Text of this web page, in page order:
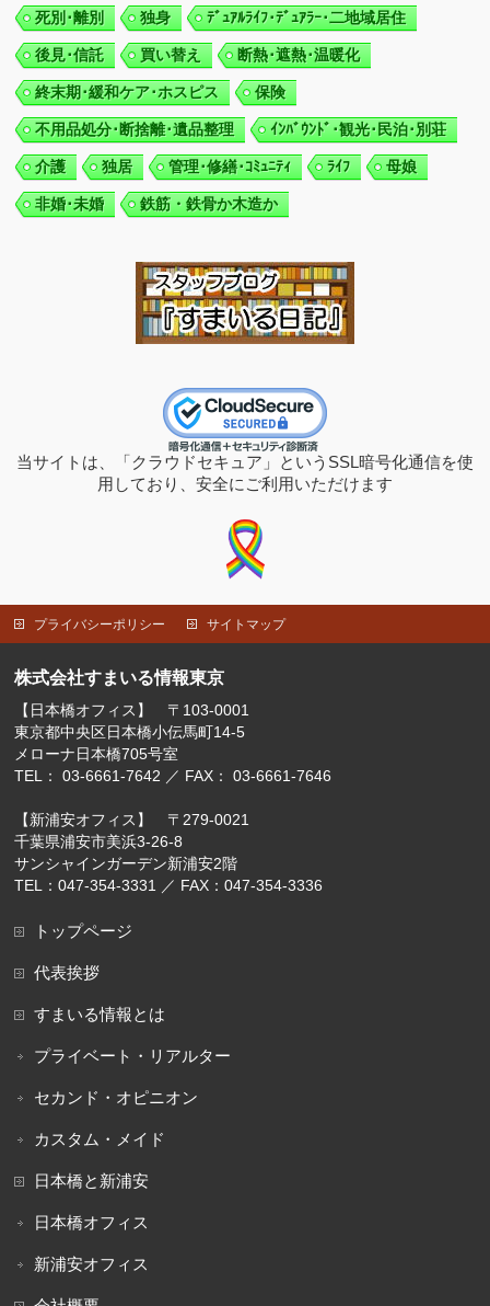
死別･離別 独身 ﾃﾞｭｱﾙﾗｲﾌ･ﾃﾞｭｱﾗｰ･二地域居住
後見･信託 買い替え 断熱･遮熱･温暖化
終末期･緩和ケア･ホスピス 保険
不用品処分･断捨離･遺品整理 ｲﾝﾊﾞｳﾝﾄﾞ･観光･民泊･別荘
介護 独居 管理･修繕･ｺﾐｭﾆﾃｨ ﾗｲﾌ 母娘
非婚･未婚 鉄筋・鉄骨か木造か
当サイトは、「クラウドセキュア」というSSL暗号化通信を使
用しており、安全にご利用いただけます
プライバシーポリシー サイトマップ
株式会社すまいる情報東京
【日本橋オフィス】 〒103-0001
東京都中央区日本橋小伝馬町14-5
メローナ日本橋705号室
TEL： 03-6661-7642 ／ FAX： 03-6661-7646
【新浦安オフィス】 〒279-0021
千葉県浦安市美浜3-26-8
サンシャインガーデン新浦安2階
TEL：047-354-3331 ／ FAX：047-354-3336
トップページ
代表挨拶
すまいる情報とは
プライベート・リアルター
セカンド・オピニオン
カスタム・メイド
日本橋と新浦安
日本橋オフィス
新浦安オフィス